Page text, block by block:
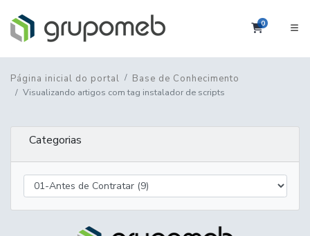
0Carrinho
Página inicial do portal Base de Conhecimento
Visualizando artigos com tag instalador de scripts
Categorias